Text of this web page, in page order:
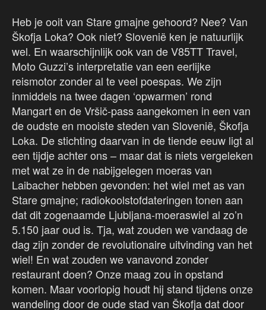
Heb je ooit van Stare gmajne gehoord? Nee? Van
Škofja Loka? Ook niet? Slovenië ken je natuurlijk
wel. En waarschijnlijk ook van de V85TT Travel,
Moto Guzzi’s interpretatie van een eerlijke
reismotor zonder al te veel poespas. We zijn
inmiddels na twee dagen ‘opwarmen’ rond
Mangart en de Vršič-pass aangekomen in een van
de oudste en mooiste steden van Slovenië, Škofja
Loka. De stichting daarvan in de tiende eeuw ligt al
een tijdje achter ons – maar dat is niets vergeleken
met wat ze in de nabijgelegen moeras van
Laibacher hebben gevonden: het wiel met as van
Stare gmajne; radiokoolstofdateringen tonen aan
dat dit zogenaamde Ljubljana-moeraswiel al zo’n
5.150 jaar oud is. Tja, wat zouden we vandaag de
dag zijn zonder de revolutionaire uitvinding van het
wiel! En wat zouden we vanavond zonder
restaurant doen? Onze maag zou in opstand
komen. Maar voorlopig houdt hij stand tijdens onze
wandeling door de oude stad van Škofja dat door